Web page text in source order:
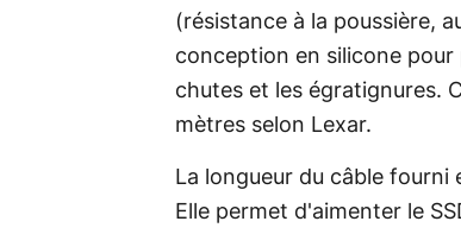
(résistance à la poussière,
conception en silicone
chutes et les égratignures.
mètres selon Lexar.
La longueur du câble
Elle permet d'aimenter le